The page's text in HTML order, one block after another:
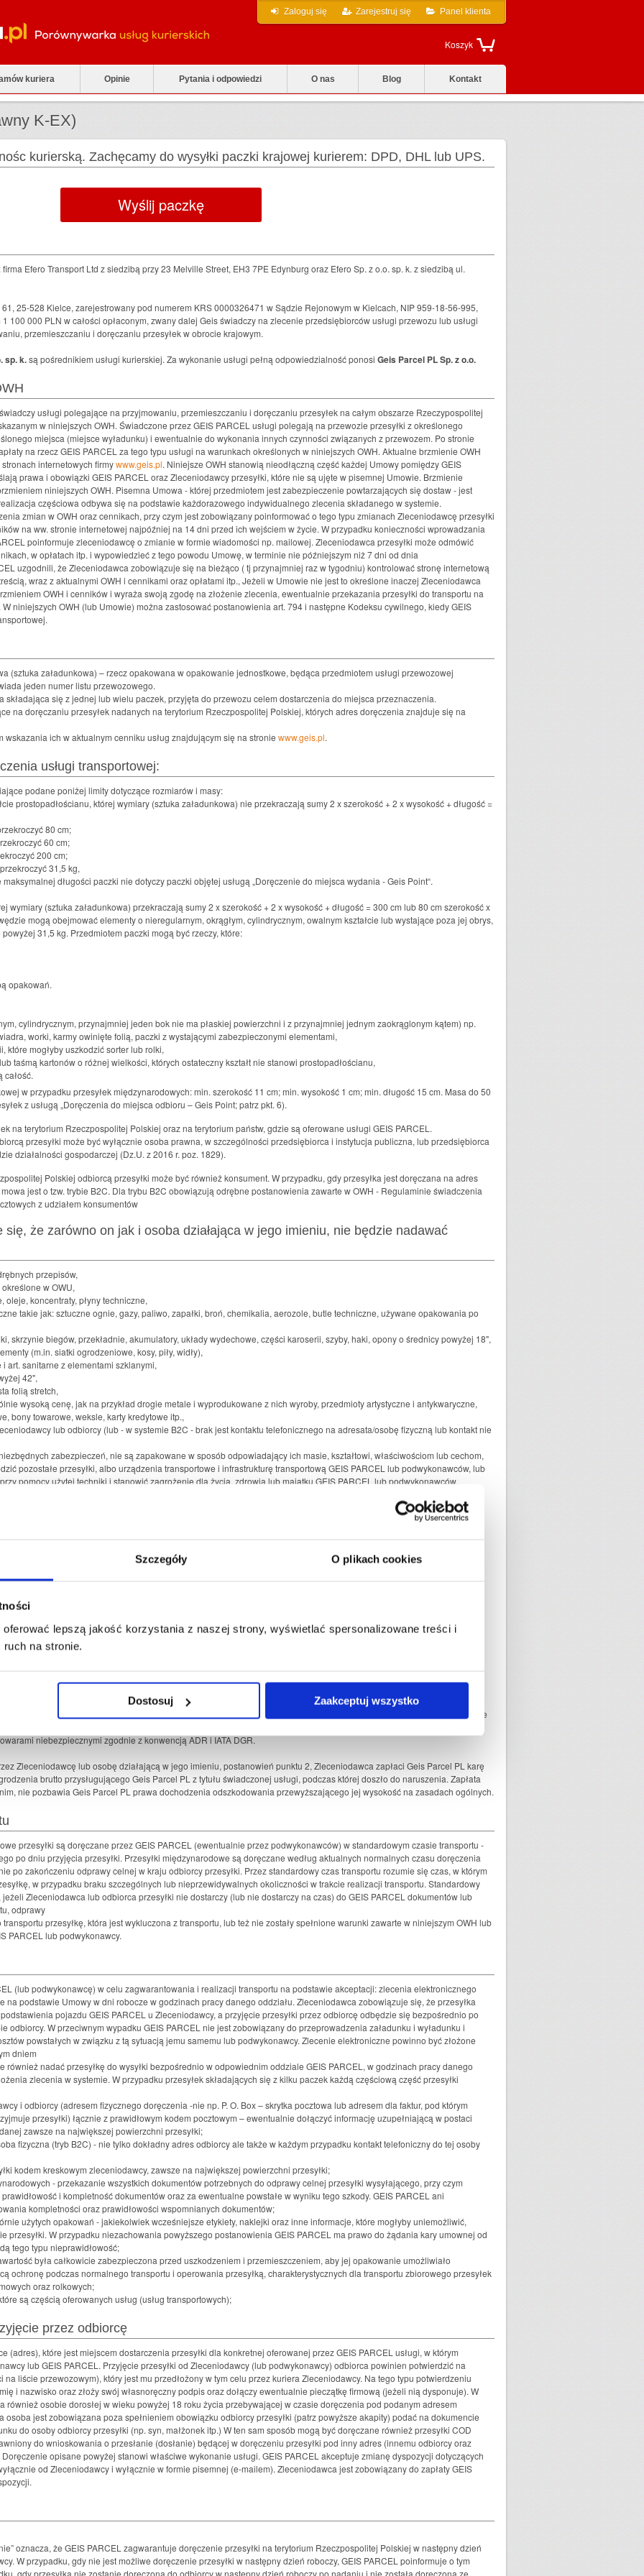
Szczegóły O plikach cookies
lepszą jakość korzystania z naszej strony, wyświetlać spersonalizowane treści i
na stronie.
Dostosuj Zaakceptuj wszystko
Zaloguj się Zarejestruj się Panel klienta
Koszyk
kuriera Opinie Pytania i odpowiedzi O nas Blog Kontakt
K-EX)
kurierską. Zachęcamy do wysyłki paczki krajowej kurierem: DPD, DHL lub UPS.
Wyślij paczkę
Efero Transport Ltd z siedzibą przy 23 Melville Street, EH3 7PE Edynburg oraz Efero Sp. z o.o. sp. k. z siedzibą ul.
25-528 Kielce, zarejestrowany pod numerem KRS 0000326471 w Sądzie Rejonowym w Kielcach, NIP 959-18-56-995,
100 000 PLN w całości opłaconym, zwany dalej Geis świadczy na zlecenie przedsiębiorców usługi przewozu lub usługi
przemieszczaniu i doręczaniu przesyłek w obrocie krajowym.
sp. k.są pośrednikiem usługi kurierskiej. Za wykonanie usługi pełną odpowiedzialność ponosi Geis Parcel PL Sp. z o.o.
usługi polegające na przyjmowaniu, przemieszczaniu i doręczaniu przesyłek na całym obszarze Rzeczypospolitej
w niniejszych OWH. Świadczone przez GEIS PARCEL usługi polegają na przewozie przesyłki z określonego
miejsca (miejsce wyładunku) i ewentualnie do wykonania innych czynności związanych z przewozem. Po stronie
na rzecz GEIS PARCEL za tego typu usługi na warunkach określonych w niniejszych OWH. Aktualne brzmienie OWH
internetowych firmywww.geis.pl. Niniejsze OWH stanowią nieodłączną część każdej Umowy pomiędzy GEIS
prawa i obowiązki GEIS PARCEL oraz Zleceniodawcy przesyłki, które nie są ujęte w pisemnej Umowie. Brzmienie
niniejszych OWH. Pisemna Umowa - której przedmiotem jest zabezpieczenie powtarzających się dostaw - jest
częściowa odbywa się na podstawie każdorazowego indywidualnego zlecenia składanego w systemie.
zmian w OWH oraz cennikach, przy czym jest zobowiązany poinformować o tego typu zmianach Zleceniodawcę przesyłki
na ww. stronie internetowej najpóźniej na 14 dni przed ich wejściem w życie. W przypadku konieczności wprowadzania
poinformuje zleceniodawcę o zmianie w formie wiadomości np. mailowej. Zleceniodawca przesyłki może odmówić
w opłatach itp. i wypowiedzieć z tego powodu Umowę, w terminie nie późniejszym niż 7 dni od dnia
uzgodnili, że Zleceniodawca zobowiązuje się na bieżąco ( tj przynajmniej raz w tygodniu) kontrolować stronę internetową
wraz z aktualnymi OWH i cennikami oraz opłatami itp., Jeżeli w Umowie nie jest to określone inaczej Zleceniodawca
OWH i cenników i wyraża swoją zgodę na złożenie zlecenia, ewentualnie przekazania przesyłki do transportu na
niniejszych OWH (lub Umowie) można zastosować postanowienia art. 794 i następne Kodeksu cywilnego, kiedy GEIS
(sztuka załadunkowa) – rzecz opakowana w opakowanie jednostkowe, będąca przedmiotem usługi przewozowej
jeden numer listu przewozowego.
składająca się z jednej lub wielu paczek, przyjęta do przewozu celem dostarczenia do miejsca przeznaczenia.
na doręczaniu przesyłek nadanych na terytorium Rzeczpospolitej Polskiej, których adres doręczenia znajduje się na
ich w aktualnym cenniku usług znajdującym się na stronie www.geis.pl.
usługi transportowej:
podane poniżej limity dotyczące rozmiarów i masy:
prostopadłościanu, której wymiary (sztuka załadunkowa) nie przekraczają sumy 2 x szerokość + 2 x wysokość + długość =
80 cm;
60 cm;
200 cm;
31,5 kg,
długości paczki nie dotyczy paczki objętej usługą „Doręczenie do miejsca wydania - Geis Point“.
wymiary (sztuka załadunkowa) przekraczają sumy 2 x szerokość + 2 x wysokość + długość = 300 cm lub 80 cm szerokość x
mogą obejmować elementy o nieregularnym, okrągłym, cylindrycznym, owalnym kształcie lub wystające poza jej obrys,
31,5 kg. Przedmiotem paczki mogą być rzeczy, które:
opakowań.
cylindrycznym, przynajmniej jeden bok nie ma płaskiej powierzchni i z przynajmniej jednym zaokrąglonym kątem) np.
worki, karmy owinięte folią, paczki z wystającymi zabezpieczonymi elementami,
które mogłyby uszkodzić sorter lub rolki,
taśmą kartonów o różnej wielkości, których ostateczny kształt nie stanowi prostopadłościanu,
całość.
w przypadku przesyłek międzynarodowych: min. szerokość 11 cm; min. wysokość 1 cm; min. długość 15 cm. Masa do 50
z usługą „Doręczenia do miejsca odbioru – Geis Point; patrz pkt. 6).
na terytorium Rzeczpospolitej Polskiej oraz na terytorium państw, gdzie są oferowane usługi GEIS PARCEL.
przesyłki może być wyłącznie osoba prawna, w szczególności przedsiębiorca i instytucja publiczna, lub przedsiębiorca
działalności gospodarczej (Dz.U. z 2016 r. poz. 1829).
Polskiej odbiorcą przesyłki może być również konsument. W przypadku, gdy przesyłka jest doręczana na adres
jest o tzw. trybie B2C. Dla trybu B2C obowiązują odrębne postanowienia zawarte w OWH - Regulaminie świadczenia
z udziałem konsumentów
że zarówno on jak i osoba działająca w jego imieniu, nie będzie nadawać
przepisów,
w OWU,
koncentraty, płyny techniczne,
takie jak: sztuczne ognie, gazy, paliwo, zapałki, broń, chemikalia, aerozole, butle techniczne, używane opakowania po
skrzynie biegów, przekładnie, akumulatory, układy wydechowe, części karoserii, szyby, haki, opony o średnicy powyżej 18",
(m.in. siatki ogrodzeniowe, kosy, piły, widły),
art. sanitarne z elementami szklanymi,
42",
folią stretch,
wysoką cenę, jak na przykład drogie metale i wyprodukowane z nich wyroby, przedmioty artystyczne i antykwaryczne,
bony towarowe, weksle, karty kredytowe itp.,
lub odbiorcy (lub - w systemie B2C - brak jest kontaktu telefonicznego na adresata/osobę fizyczną lub kontakt nie
zabezpieczeń, nie są zapakowane w sposób odpowiadający ich masie, kształtowi, właściwościom lub cechom,
pozostałe przesyłki, albo urządzenia transportowe i infrastrukturę transportową GEIS PARCEL lub podwykonawców, lub
pomocy użytej techniki i stanowić zagrożenie dla życia, zdrowia lub majątku GEIS PARCEL lub podwykonawców,
obowiązuje również w sytuacji, kiedy właściwości lub cechy przesyłki, niedostateczne lub nieodpowiednio użyte
podczas transportu przesyłki, lub po jej fizycznym przyjęciu przez GEIS PARCEL lub podwykonawcę. Wybór sposobu
należy w pełni do GEIS PARCEL. W tego typu przypadkach przyjmuje się, że Zleceniodawca przesyłki bez zastrzeżeń
lub wyznaczonego przez niego podwykonawcy, w zakresie kompletności, wystarczalności i niepodważalności środków
zdjęciowej) udostępnionych Zleceniodawcy przez GEIS PARCEL lub wyznaczonego przez niego
jeżeli strony nie uzgodnią inaczej,
w określonych temperaturach, rośliny, łatwo psujące się towary (np. produkty spożywcze podlegające
organy ludzkie i zwierzęce oraz zwłoki, odpady, broń, amunicja, towary objęte zakazem importu/eksportu lub
względu na swój charakter w gałęzi handlowej usług transportowych lub kurierskich są uważane za nieodpowiednie do
Ewentualny transport tego typu rzeczy i substancji podlega indywidualnemu zatwierdzeniu przez GEIS PARCEL,
ustawy Prawo farmaceutyczne, komponenty do produkcji produktów leczniczych, narkotyki oraz substancje
w celach naukowo-badawczych przez instytucje do tego uprawnione na mocy odrębnych przepisów prawa, z
takiej usługi, nie dotyczy produktów przeznaczonych do obrotu poza aptecznego,
celną;
są oznakowania znakami akcyzy;
kwotę ogólną 15.000 PLN;
środki spożywcze, alkohol, towary podlegające kontroli weterynaryjnej i fitosanitarnej, towary figurujące na liście
przesłane za pobraniem (COD) i/lub bez zapłaty (EXW) - oznaczenie EXW nie jest tutaj oznaczeniem klauzuli
niebezpiecznymi zgodnie z konwencją ADR i IATA DGR.
Zleceniodawcę lub osobę działającą w jego imieniu, postanowień punktu 2, Zleceniodawca zapłaci Geis Parcel PL karę
brutto przysługującego Geis Parcel PL z tytułu świadczonej usługi, podczas której doszło do naruszenia. Zapłata
nie pozbawia Geis Parcel PL prawa dochodzenia odszkodowania przewyższającego jej wysokość na zasadach ogólnych.
przesyłki są doręczane przez GEIS PARCEL (ewentualnie przez podwykonawców) w standardowym czasie transportu -
po dniu przyjęcia przesyłki. Przesyłki międzynarodowe są doręczane według aktualnych normalnych czasu doręczenia
po zakończeniu odprawy celnej w kraju odbiorcy przesyłki. Przez standardowy czas transportu rozumie się czas, w którym
w przypadku braku szczególnych lub nieprzewidywalnych okoliczności w trakcie realizacji transportu. Standardowy
Zleceniodawca lub odbiorca przesyłki nie dostarczy (lub nie dostarczy na czas) do GEIS PARCEL dokumentów lub
odprawy
przesyłkę, która jest wykluczona z transportu, lub też nie zostały spełnione warunki zawarte w niniejszym OWH lub
PARCEL lub podwykonawcy.
(lub podwykonawcę) w celu zagwarantowania i realizacji transportu na podstawie akceptacji: zlecenia elektronicznego
na podstawie Umowy w dni robocze w godzinach pracy danego oddziału. Zleceniodawca zobowiązuje się, że przesyłka
pojazdu GEIS PARCEL u Zleceniodawcy, a przyjęcie przesyłki przez odbiorcę odbędzie się bezpośrednio po
odbiorcy. W przeciwnym wypadku GEIS PARCEL nie jest zobowiązany do przeprowadzenia załadunku i wyładunku i
powstałych w związku z tą sytuacją jemu samemu lub podwykonawcy. Zlecenie elektroniczne powinno być złożone
dniem
również nadać przesyłkę do wysyłki bezpośrednio w odpowiednim oddziale GEIS PARCEL, w godzinach pracy danego
zlecenia w systemie. W przypadku przesyłek składających się z kilku paczek każdą częściową część przesyłki
i odbiorcy (adresem fizycznego doręczenia -nie np. P. O. Box – skrytka pocztowa lub adresem dla faktur, pod którym
przesyłki) łącznie z prawidłowym kodem pocztowym – ewentualnie dołączyć informację uzupełniającą w postaci
zawsze na największej powierzchni przesyłki;
fizyczna (tryb B2C) - nie tylko dokładny adres odbiorcy ale także w każdym przypadku kontakt telefoniczny do tej osoby
kodem kreskowym zleceniodawcy, zawsze na największej powierzchni przesyłki;
- przekazanie wszystkich dokumentów potrzebnych do odprawy celnej przesyłki wysyłającego, przy czym
i kompletność dokumentów oraz za ewentualne powstałe w wyniku tego szkody. GEIS PARCEL ani
kompletności oraz prawidłowości wspomnianych dokumentów;
użytych opakowań - jakiekolwiek wcześniejsze etykiety, naklejki oraz inne informacje, które mogłyby uniemożliwić,
przesyłki. W przypadku niezachowania powyższego postanowienia GEIS PARCEL ma prawo do żądania kary umownej od
tego typu nieprawidłowość;
była całkowicie zabezpieczona przed uszkodzeniem i przemieszczeniem, aby jej opakowanie umożliwiało
ochronę podczas normalnego transportu i operowania przesyłką, charakterystycznych dla transportu zbiorowego przesyłek
oraz rolkowych;
są częścią oferowanych usług (usług transportowych);
przez odbiorcę
(adres), które jest miejscem dostarczenia przesyłki dla konkretnej oferowanej przez GEIS PARCEL usługi, w którym
lub GEIS PARCEL. Przyjęcie przesyłki od Zleceniodawcy (lub podwykonawcy) odbiorca powinien potwierdzić na
liście przewozowym), który jest mu przedłożony w tym celu przez kuriera Zleceniodawcy. Na tego typu potwierdzeniu
i nazwisko oraz złoży swój własnoręczny podpis oraz dołączy ewentualnie pieczątkę firmową (jeżeli nią dysponuje). W
również osobie dorosłej w wieku powyżej 18 roku życia przebywającej w czasie doręczenia pod podanym adresem
osoba jest zobowiązana poza spełnieniem obowiązku odbiorcy przesyłki (patrz powyższe akapity) podać na dokumencie
do osoby odbiorcy przesyłki (np. syn, małżonek itp.) W ten sam sposób mogą być doręczane również przesyłki COD
do wnioskowania o przesłanie (dosłanie) będącej w doręczeniu przesyłki pod inny adres (innemu odbiorcy oraz
opisane powyżej stanowi właściwe wykonanie usługi. GEIS PARCEL akceptuje zmianę dyspozycji dotyczących
od Zleceniodawcy i wyłącznie w formie pisemnej (e-mailem). Zleceniodawca jest zobowiązany do zapłaty GEIS
oznacza, że GEIS PARCEL zagwarantuje doręczenie przesyłki na terytorium Rzeczpospolitej Polskiej w następny dzień
W przypadku, gdy nie jest możliwe doręczenie przesyłki w następny dzień roboczy, GEIS PARCEL poinformuje o tym
gdy przesyłka nie zostanie doręczona do odbiorcy w następny dzień roboczy po nadaniu i nie została doręczona ze